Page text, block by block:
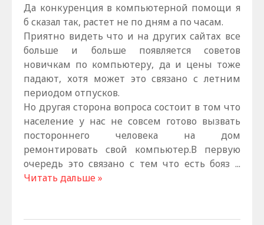
Да конкуренция в компьютерной помощи я
б сказал так, растет не по дням а по часам.
Приятно видеть что и на других сайтах все
больше и больше появляется советов
новичкам по компьютеру, да и цены тоже
падают, хотя может это связано с летним
периодом отпусков.
Но другая сторона вопроса состоит в том что
население у нас не совсем готово вызвать
постороннего человека на дом
ремонтировать свой компьютер.В первую
очередь это связано с тем что есть бояз ...
Читать дальше »